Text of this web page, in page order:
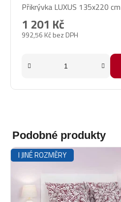
hodnocení
produktu
je
Přikrývka LUXUS 135x220 cm
992,56 Kč bez DPH
1 201 Kč
Podobné produkty
I JINÉ ROZMĚRY